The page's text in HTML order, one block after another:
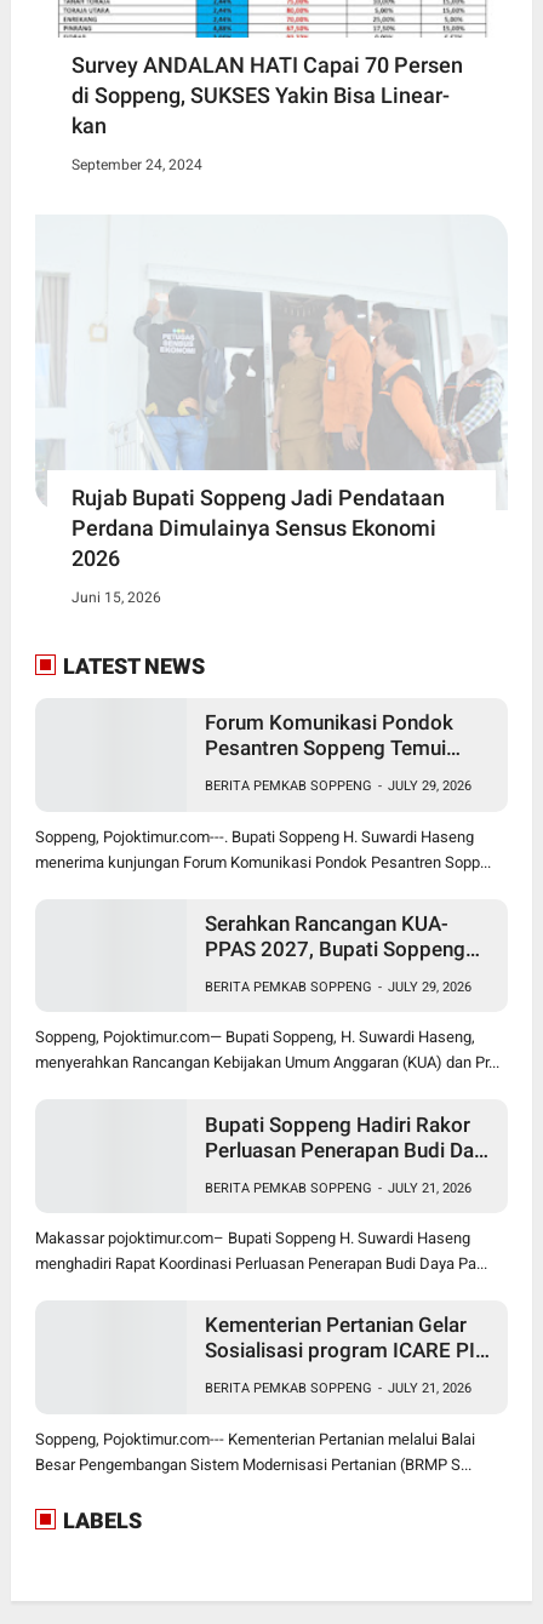
Survey ANDALAN HATI Capai 70 Persen
di Soppeng, SUKSES Yakin Bisa Linear-
kan
September 24, 2024
Rujab Bupati Soppeng Jadi Pendataan
Perdana Dimulainya Sensus Ekonomi
2026
Juni 15, 2026
LATEST NEWS
Forum Komunikasi Pondok
Pesantren Soppeng Temui
BERITA PEMKAB SOPPENG - JULY 29, 2026
Soppeng, Pojoktimur.com---. Bupati Soppeng H. Suwardi Haseng
menerima kunjungan Forum Komunikasi Pondok Pesantren Sopp...
Serahkan Rancangan KUA-
PPAS 2027, Bupati Soppeng
Tengah Tekanan Fiskal
BERITA PEMKAB SOPPENG - JULY 29, 2026
Soppeng, Pojoktimur.com— Bupati Soppeng, H. Suwardi Haseng,
menyerahkan Rancangan Kebijakan Umum Anggaran (KUA) dan Pr...
Bupati Soppeng Hadiri Rakor
Perluasan Penerapan Budi Daya
BERITA PEMKAB SOPPENG - JULY 21, 2026
Makassar pojoktimur.com– Bupati Soppeng H. Suwardi Haseng
menghadiri Rapat Koordinasi Perluasan Penerapan Budi Daya Pa...
Kementerian Pertanian Gelar
Sosialisasi program ICARE PIU
BERITA PEMKAB SOPPENG - JULY 21, 2026
Soppeng, Pojoktimur.com--- Kementerian Pertanian melalui Balai
Besar Pengembangan Sistem Modernisasi Pertanian (BRMP S...
LABELS